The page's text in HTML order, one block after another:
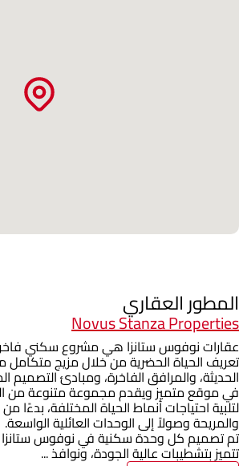
المطور العقاري
Novus Stanza Properties
عقارات نوفوس ستانزا هي مشروع سكني
تعريف الحياة الحضرية من خلال مزيج متكامل
الحديثة، والمرافق الفاخرة، ومبادئ التصميم
في موقع متميز ويقدم مجموعة متنوعة من
لتلبية احتياجات أنماط الحياة المختلفة، بدءًا
والمريحة وصولاً إلى الوحدات العائلية الواسعة.
تم تصميم كل وحدة سكنية في نوفوس ستانزا
تتميز بتشطيبات عالية الجودة، ونوافذ ...